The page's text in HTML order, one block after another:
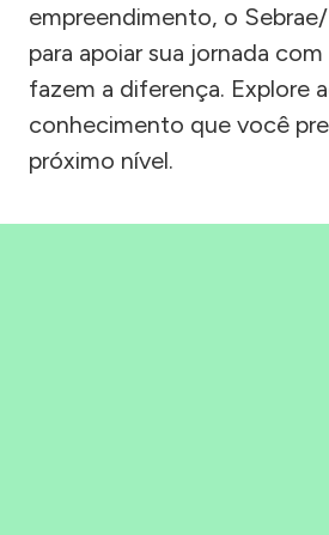
empreendimento, o
para apoiar sua jornada
fazem a diferença. Explore
conhecimento que você
próximo nível.